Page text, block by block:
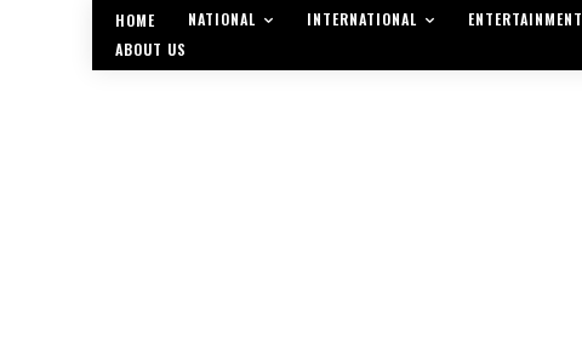
HOME NATIONAL INTERNATIONAL ENTERTAINMENT
ABOUT US